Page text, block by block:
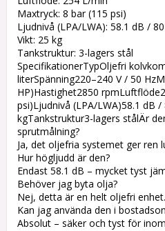
Maxtryck: 8 bar (115 psi)
Ljudnivå (LPA/LWA): 58.1 dB /
Vikt: 25 kg
Tankstruktur: 3-lagers stål
SpecifikationerTypOljefri
literSpänning220–240 V / 50
HP)Hastighet2850
psi)Ljudnivå (LPA/LWA)58.1 dB /
kgTankstruktur3-lagers stålÄr
sprutmålning?
Ja, det oljefria systemet ger ren
Hur högljudd är den?
Endast 58.1 dB – mycket tyst
Behöver jag byta olja?
Nej, detta är en helt oljefri enhet.
Kan jag använda den i
Absolut – säker och tyst för